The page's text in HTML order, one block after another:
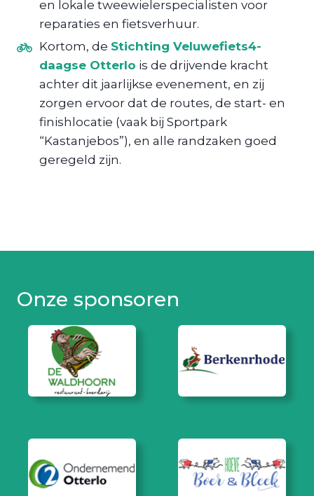
en lokale tweewielerspecialisten voor
reparaties en fietsverhuur.
Kortom, de Stichting Veluwefiets4-
daagse Otterlo is de drijvende kracht
achter dit jaarlijkse evenement, en zij
zorgen ervoor dat de routes, de start- en
finishlocatie (vaak bij Sportpark
“Kastanjebos”), en alle randzaken goed
geregeld zijn.
Onze sponsoren